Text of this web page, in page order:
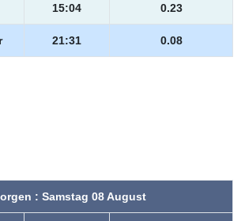
15:04 0.23
21:31 0.08
: Samstag 08 August